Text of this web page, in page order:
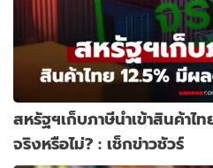
สหรัฐฯเก็บภาษีนำเข้าสินค้าไ
จริงหรือไม่? : เช็กข่าวชัวร์